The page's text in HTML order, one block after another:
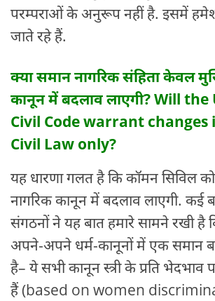
परम्पराओं के अनुरूप नहीं है. इसमें
जाते रहे हैं.
क्या समान नागरिक संहिता केवल
कानून में बदलाव लाएगी? Will
Civil Code warrant changes
Civil Law only?
यह धारणा गलत है कि कॉमन सिविल
नागरिक कानून में बदलाव लाएगी. कई
संगठनों ने यह बात हमारे सामने रखी है
अपने-अपने धर्म-कानूनों में एक समान
है– ये सभी कानून स्त्री के प्रति भेदभाव
हैं (based on women